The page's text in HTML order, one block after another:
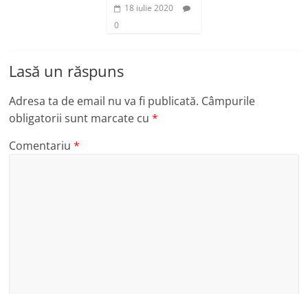
18 iulie 2020
0
Lasă un răspuns
Adresa ta de email nu va fi publicată. Câmpurile
obligatorii sunt marcate cu*
Comentariu*